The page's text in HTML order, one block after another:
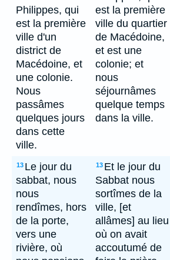
Philippes, qui
est la première
ville d'un
district de
Macédoine, et
une colonie.
Nous
passâmes
quelques jours
dans cette
ville.
est la première
ville du quartier
de Macédoine,
et est une
colonie; et
nous
séjournâmes
quelque temps
dans la ville.
13 Le jour du
sabbat, nous
nous
rendîmes, hors
de la porte,
vers une
rivière, où
13 Et le jour du
Sabbat nous
sortîmes de la
ville, [et
allâmes] au lieu
où on avait
accoutumé de